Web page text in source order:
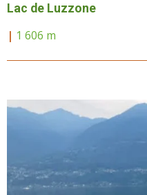
Lac de Luzzone
| 1 606 m